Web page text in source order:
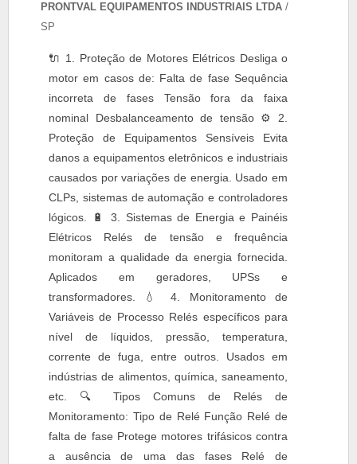
PRONTVAL EQUIPAMENTOS INDUSTRIAIS LTDA /
SP
🔌 1. Proteção de Motores Elétricos Desliga o
motor em casos de: Falta de fase Sequência
incorreta de fases Tensão fora da faixa
nominal Desbalanceamento de tensão ⚙️ 2.
Proteção de Equipamentos Sensíveis Evita
danos a equipamentos eletrônicos e industriais
causados por variações de energia. Usado em
CLPs, sistemas de automação e controladores
lógicos. 🔋 3. Sistemas de Energia e Painéis
Elétricos Relés de tensão e frequência
monitoram a qualidade da energia fornecida.
Aplicados em geradores, UPSs e
transformadores. 💧 4. Monitoramento de
Variáveis de Processo Relés específicos para
nível de líquidos, pressão, temperatura,
corrente de fuga, entre outros. Usados em
indústrias de alimentos, química, saneamento,
etc. 🔍 Tipos Comuns de Relés de
Monitoramento: Tipo de Relé Função Relé de
falta de fase Protege motores trifásicos contra
a ausência de uma das fases Relé de